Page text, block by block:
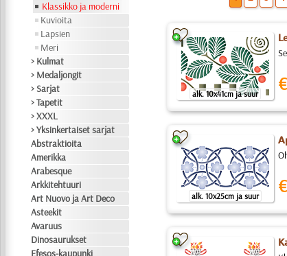
Klassikko ja moderni
Kuvioita
Lapsien
Meri
> Kulmat
> Medaljongit
> Sarjat
> Tapetit
> XXXL
> Yksinkertaiset sarjat
Abstraktioita
Amerikka
Arabesque
Arkkitehtuuri
Art Nuovo ja Art Deco
Asteekit
Avaruus
Dinosaurukset
Efesos-kaupunki
alk. 10x41cm ja suur
alk. 10x25cm ja suur